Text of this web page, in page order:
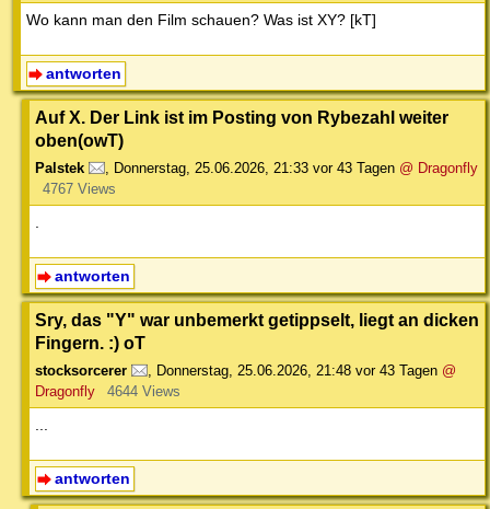
Wo kann man den Film schauen? Was ist XY? [kT]
antworten
Auf X. Der Link ist im Posting von Rybezahl weiter
oben(owT)
Palstek , Donnerstag, 25.06.2026, 21:33 vor 43 Tagen @ Dragonfly
4767 Views
.
antworten
Sry, das "Y" war unbemerkt getippselt, liegt an dicken
Fingern. :) oT
stocksorcerer , Donnerstag, 25.06.2026, 21:48 vor 43 Tagen @
Dragonfly
4644 Views
antworten